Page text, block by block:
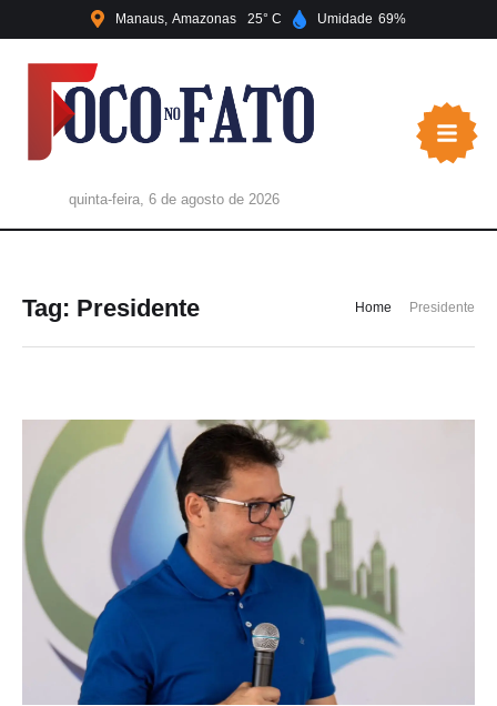
Manaus Amazonas 25 Umidade 69
quinta-feira, 6 de agosto de 2026
Tag: Presidente Home Presidente